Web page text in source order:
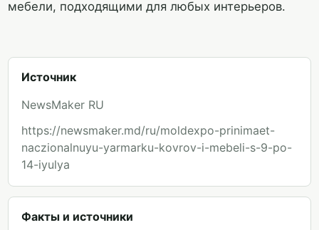
мебели, подходящими для любых интерьеров.
Источник
NewsMaker RU
https://newsmaker.md/ru/moldexpo-prinimaet-
naczionalnuyu-yarmarku-kovrov-i-mebeli-s-9-po-
14-iyulya
Факты и источники